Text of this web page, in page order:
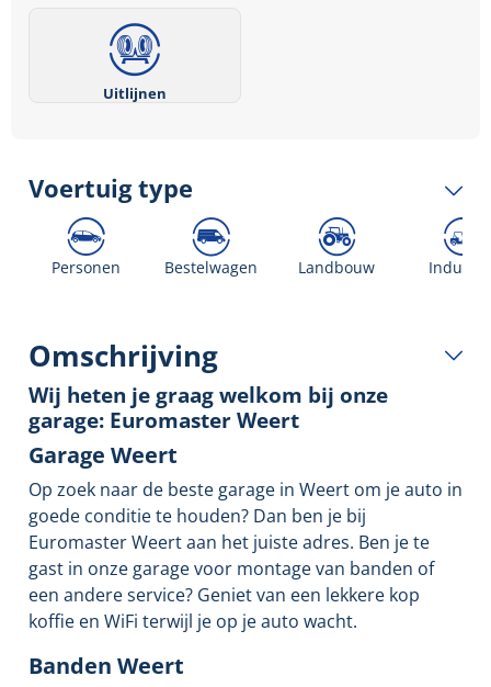
Uitlijnen
Voertuig type
Personen Bestelwagen Landbouw
Omschrijving
Wij heten je graag welkom bij onze
garage: Euromaster Weert
Garage Weert
Op zoek naar de beste garage in Weert om je auto in
goede conditie te houden? Dan ben je bij
Euromaster Weert aan het juiste adres. Ben je te
gast in onze garage voor montage van banden of
een andere service? Geniet van een lekkere kop
koffie en WiFi terwijl je op je auto wacht.
Banden Weert